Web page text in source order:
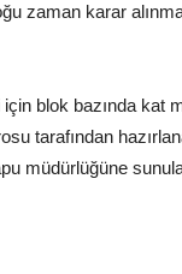
zaman karar
için blok bazında
tarafından
müdürlüğüne